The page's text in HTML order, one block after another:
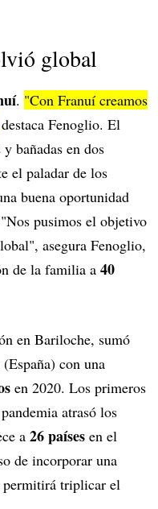
global
. "Con Franuí creamos
Fenoglio. El
bañadas en dos
el paladar de los
buena oportunidad
pusimos el objetivo
asegura Fenoglio,
de la familia a 40
en Bariloche, sumó
(España) con una
en 2020. Los primeros
atrasó los
a 26 países en el
de incorporar una
permitirá triplicar el